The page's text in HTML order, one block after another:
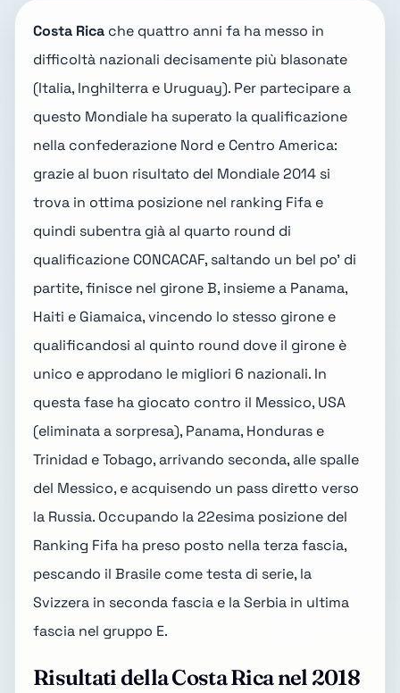
Costa Rica che quattro anni fa ha messo in
difficoltà nazionali decisamente più blasonate
(Italia, Inghilterra e Uruguay). Per partecipare a
questo Mondiale ha superato la qualificazione
nella confederazione Nord e Centro America:
grazie al buon risultato del Mondiale 2014 si
trova in ottima posizione nel ranking Fifa e
quindi subentra già al quarto round di
qualificazione CONCACAF, saltando un bel po' di
partite, finisce nel girone B, insieme a Panama,
Haiti e Giamaica, vincendo lo stesso girone e
qualificandosi al quinto round dove il girone è
unico e approdano le migliori 6 nazionali. In
questa fase ha giocato contro il Messico, USA
(eliminata a sorpresa), Panama, Honduras e
Trinidad e Tobago, arrivando seconda, alle spalle
del Messico, e acquisendo un pass diretto verso
la Russia. Occupando la 22esima posizione del
Ranking Fifa ha preso posto nella terza fascia,
pescando il Brasile come testa di serie, la
Svizzera in seconda fascia e la Serbia in ultima
fascia nel gruppo E.
Risultati della Costa Rica nel 2018